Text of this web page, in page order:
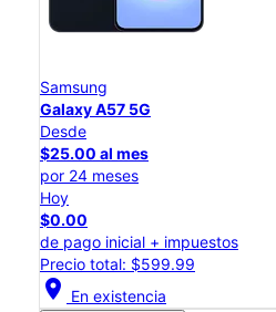
Samsung
Galaxy A57 5G
Desde
$25.00 al mes
por 24 meses
Hoy
$0.00
de pago inicial + impuestos
Precio total: $599.99
location_on En existencia